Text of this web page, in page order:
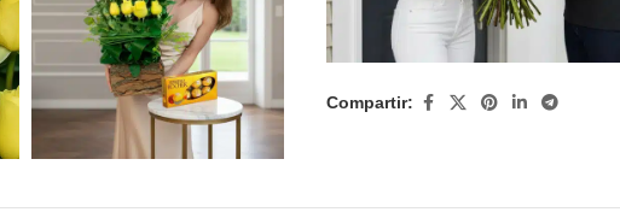
Compartir: